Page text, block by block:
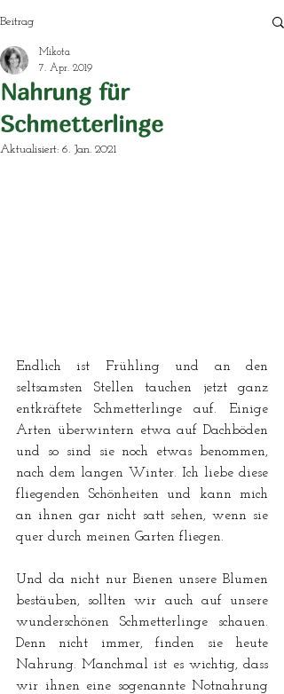
Beitrag
Nahrung für
Schmetterlinge
Mikota
7. Apr. 2019
Aktualisiert: 6. Jan. 2021
Endlich ist Frühling und an den
seltsamsten Stellen tauchen jetzt ganz
entkräftete Schmetterlinge auf. Einige
Arten überwintern etwa auf Dachböden
und so sind sie noch etwas benommen,
nach dem langen Winter. Ich liebe diese
fliegenden Schönheiten und kann mich
an ihnen gar nicht satt sehen, wenn sie
quer durch meinen Garten fliegen.
Und da nicht nur Bienen unsere Blumen
bestäuben, sollten wir auch auf unsere
wunderschönen Schmetterlinge schauen.
Denn nicht immer, finden sie heute
Nahrung. Manchmal ist es wichtig, dass
wir ihnen eine sogenannte Notnahrung